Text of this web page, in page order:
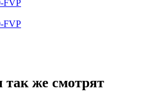
же смотрят